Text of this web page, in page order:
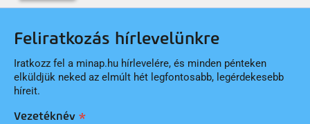
Feliratkozás hírlevelünkre
Iratkozz fel a minap.hu hírlevelére, és minden pénteken
elküldjük neked az elmúlt hét legfontosabb, legérdekesebb
híreit.
Vezetéknév